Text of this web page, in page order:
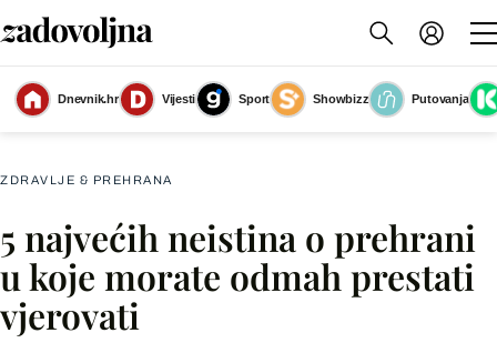
Dnevnik.hr Vijesti Sport Showbizz Putovanja
Tjestenina ne deblja, nego saftovi koji u pravilu imaju puno kalorija zbog
visokog udjela masnoće
(Foto: Getty Images)
ZDRAVLJE & PREHRANA
5 najvećih neistina o prehrani
u koje morate odmah prestati
vjerovati
Facebook